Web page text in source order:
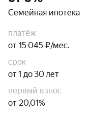
Семейная ипотека
платёж
от 15 045 ₽/мес.
срок
от 1 до 30 лет
первый взнос
от 20,01%